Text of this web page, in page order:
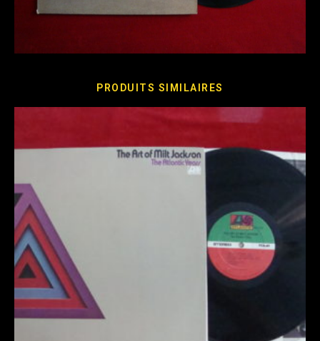
PRODUITS SIMILAIRES